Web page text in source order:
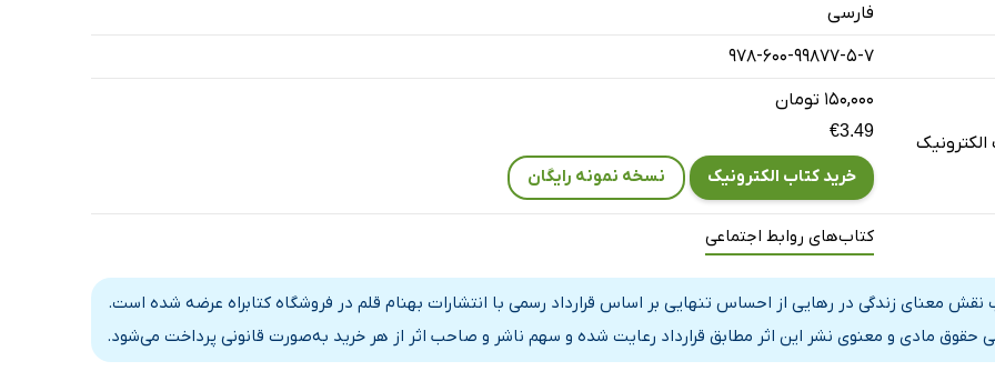
چگونه بوجود می‌آید و با انسان چه می‌کند؟
از احساس تنهایی
تنهایی در نوجوانان
تنهایی و تنها بودن
احساس تنهایی به عنوان خلوت کردن فرد با خود
ناخوشایند است؟
تنهایی
اجتماعی
عاطفی
فارسی
978-600-99877-5-7
۱۵۰,۰۰۰ تومان
€3.49
خرید کتاب الکترونیک نسخه نمونه رایگان
کتاب‌های روابط اجتماعی
نقش معنای زندگی در رهایی از احساس تنهایی بر اساس قرارداد رسمی با انتشارات بهنام قلم در فروشگاه کتابراه عرضه شده است.
حقوق مادی و معنوی نشر این اثر مطابق قرارداد رعایت شده و سهم ناشر و صاحب اثر از هر خرید به‌صورت قانونی پرداخت می‌شود.